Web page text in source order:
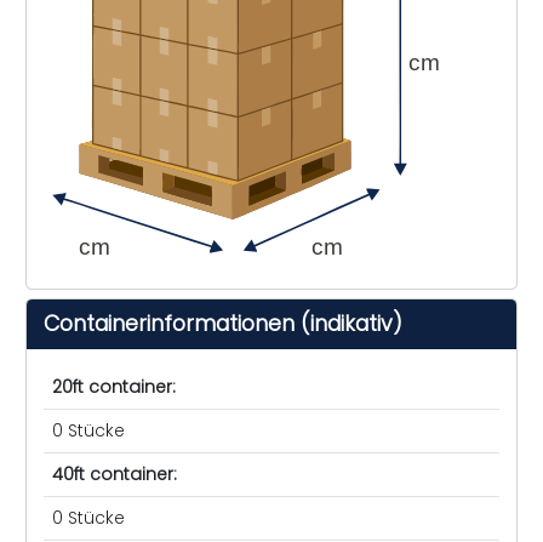
cm cm
cm
Containerinformationen (indikativ)
20ft container:
0 Stücke
40ft container:
0 Stücke